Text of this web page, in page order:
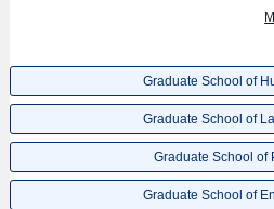
Graduate School of
Graduate School of
Graduate School of
Graduate School of